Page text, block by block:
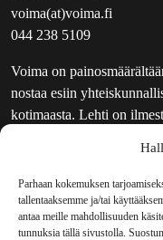
Parhaan kokemuksen
tallentaaksemme ja/tai
antaa meille mahdollisuuden
tunnuksia tällä sivustolla.
voima(at)voima.fi
044 238 5109
Voima on
nostaa esiin
kotimaasta. Lehti on
UUTISKIRJE
MAINOSTAJILLE
VASTAMAINOKSET